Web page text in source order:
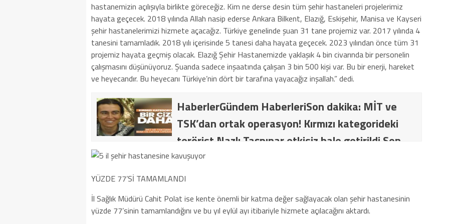
hastanemizin açılışıyla birlikte göreceğiz. Kim ne derse desin tüm şehir hastaneleri projelerimiz
hayata geçecek. 2018 yılında Allah nasip ederse Ankara Bilkent, Elazığ, Eskişehir, Manisa ve Kayseri
şehir hastanelerimizi hizmete açacağız. Türkiye genelinde şuan 31 tane projemiz var. 2017 yılında 4
tanesini tamamladık. 2018 yılı içerisinde 5 tanesi daha hayata geçecek. 2023 yılından önce tüm 31
projemiz hayata geçmiş olacak. Elazığ Şehir Hastanemizde yaklaşık 4 bin civarında bir personelin
çalışmasını düşünüyoruz. Şuanda sadece inşaatında çalışan 3 bin 500 kişi var. Bu bir enerji, hareket
ve heyecandır. Bu heyecanı Türkiye’nin dört bir tarafına yayacağız inşallah.” dedi.
HaberlerGündem HaberleriSon dakika: MİT ve
TSK’dan ortak operasyon! Kırmızı kategorideki
terörist Nazlı Taşpınar etkisiz hale getirildi Son
dakika: MİT ve TSK’dan ortak operasyon! Kırmızı
kategorideki terörist Nazlı Taşpınar etkisiz hale
YÜZDE 77’Sİ TAMAMLANDI
İl Sağlık Müdürü Cahit Polat ise kente önemli bir katma değer sağlayacak olan şehir hastanesinin
yüzde 77’sinin tamamlandığını ve bu yıl eylül ayı itibariyle hizmete açılacağını aktardı.